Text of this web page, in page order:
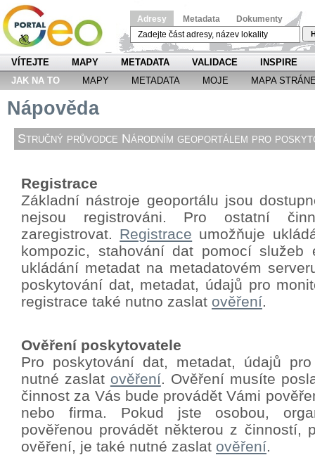
Adresy Metadata Dokumenty
VÍTEJTE MAPY METADATA VALIDACE
INSPIRE
JAK NA TO
MAPY METADATA MOJE MAPA
Nápověda
Stručný průvodce Národním geoportálem pro
Registrace
Základní nástroje geoportálu jsou
nejsou registrováni. Pro ostatní
zaregistrovat. Registrace umožňuje
kompozic, stahování dat pomocíslužeb
ukládání metadat na metadatovém
poskytování dat, metadat, údajů pro
registrace také nutno zaslat ověření.
Ověření poskytovatele
Pro poskytování dat, metadat, údajů
nutné zaslat ověření. Ověření musíte
činnost za Vás bude provádět Vámi
nebo firma. Pokud jste osobou,
pověřenou provádět některou z činností,
ověření, je také nutné zaslat ověření.